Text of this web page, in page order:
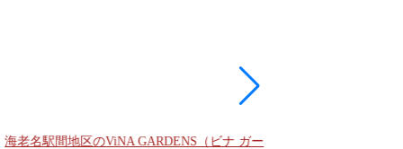
海老名駅間地区のViNA GARDENS（ビナ ガー